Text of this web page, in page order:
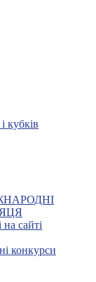
кубків
сайті
конкурси